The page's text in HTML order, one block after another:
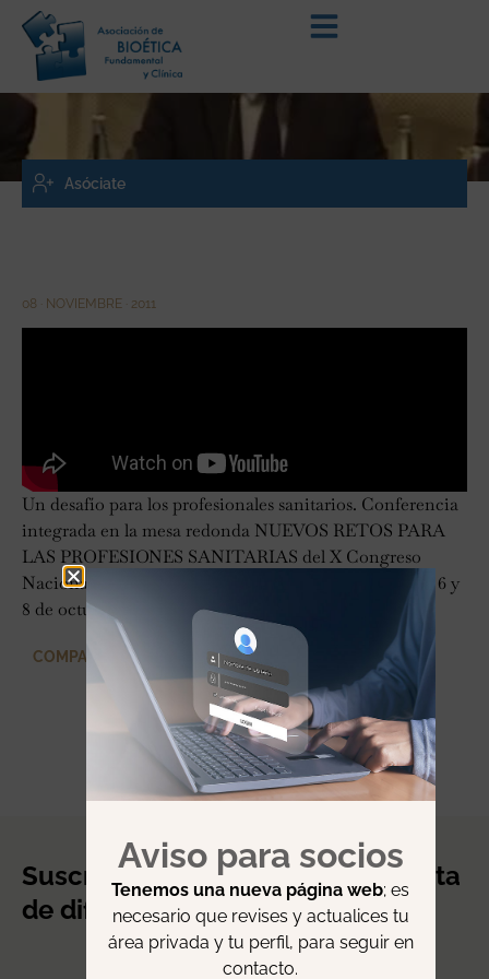
Asóciate
08 · NOVIEMBRE · 2011
Un desafío para los profesionales sanitarios. Conferencia
integrada en la mesa redonda NUEVOS RETOS PARA
LAS PROFESIONES SANITARIAS del X Congreso
Nacional de Bioética celebrado en Pamplona entre el 6 y
8 de octubre de 2011.
COMPARTIR
Suscríbete a nuestro boletín o lista
de difusión.
Aviso para socios
Tenemos una nueva página web; es
necesario que revises y actualices tu
área privada y tu perfil, para seguir en
contacto.